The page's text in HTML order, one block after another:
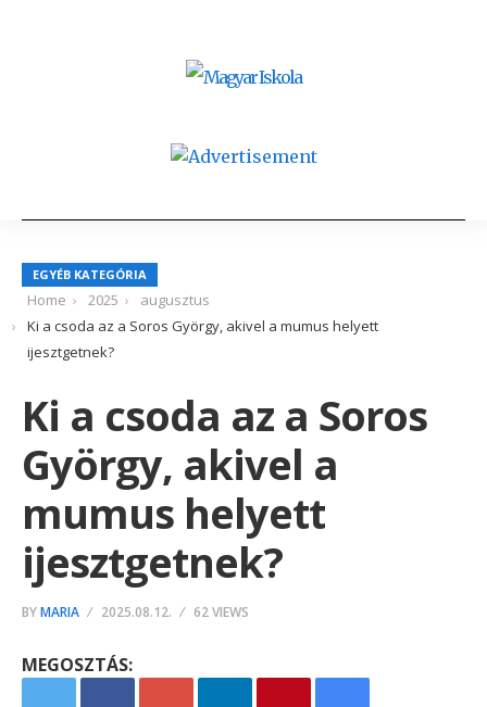
EGYÉB KATEGÓRIA
Home 2025
augusztus
Ki a csoda az a Soros György, akivel a mumus helyett
ijesztgetnek?
Ki a csoda az a Soros
György, akivel a
mumus helyett
ijesztgetnek?
BYMARIA 2025.08.12. 62 VIEWS
MEGOSZTÁS: